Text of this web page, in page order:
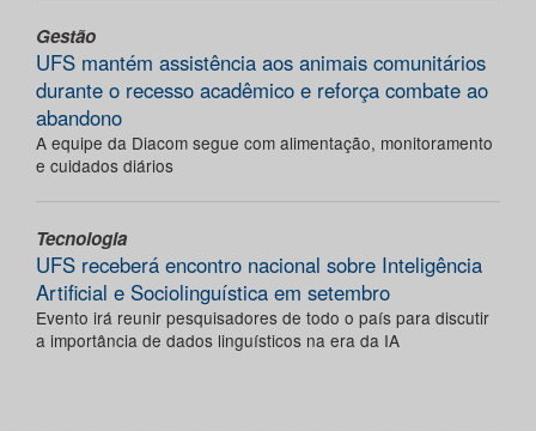
Gestão
UFS mantém assistência aos animais comunitários
durante o recesso acadêmico e reforça combate ao
abandono
A equipe da Diacom segue com alimentação, monitoramento
e cuidados diários
Tecnologia
UFS receberá encontro nacional sobre Inteligência
Artificial e Sociolinguística em setembro
Evento irá reunir pesquisadores de todo o país para discutir
a importância de dados linguísticos na era da IA